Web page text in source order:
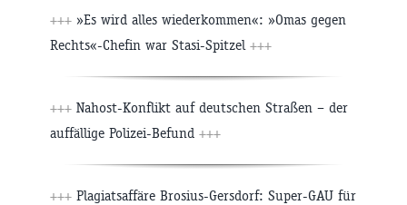
+++ »Es wird alles wiederkommen«: »Omas gegen
Rechts«-Chefin war Stasi-Spitzel +++
+++ Nahost-Konflikt auf deutschen Straßen – der
auffällige Polizei-Befund +++
+++ Plagiatsaffäre Brosius-Gersdorf: Super-GAU für